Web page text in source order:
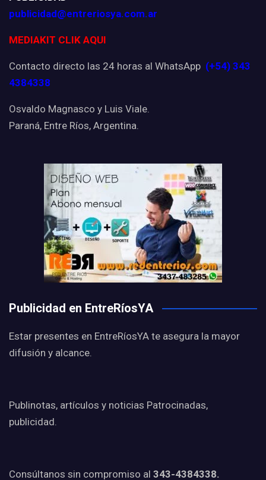
publicidad@entreriosya.com.ar
MEDIAKIT CLIK AQUI
Contacto directo las 24 horas al WhatsApp (+54) 343
4384338
Osvaldo Magnasco y Luis Viale.
Paraná, Entre Ríos, Argentina.
Publicidad en EntreRíosYA
Estar presentes en EntreRíosYA te asegura la mayor
difusión y alcance.
Publinotas, artículos y noticias Patrocinadas,
publicidad.
Consúltanos sin compromiso al 343-4384338.